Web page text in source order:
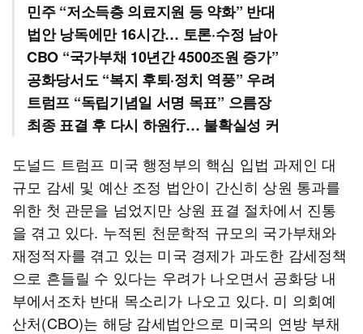
민주 “저소득층 의료지원 등 약화” 반대
법안 낭독에만 16시간… 토론·수정 남아
CBO “국가부채 10년간 4500조원 증가”
공화당서도 “복지 후퇴·정치 역풍” 우려
트럼프 “독립기념일 서명 목표” 으름장
최종 표결 후 다시 하원行… 불확실성 커
도널드 트럼프 미국 행정부의 핵심 입법 과제인 대
규모 감세 및 예산 조정 법안이 간신히 상원 통과를
위한 첫 관문을 넘었지만 상원 표결 절차에서 진통
을 겪고 있다. 누적된 천문학적 규모의 국가부채와
재정적자를 겪고 있는 미국 경제가 과도한 감세정책
으로 흔들릴 수 있다는 우려가 나오면서 공화당 내
부에서조차 반대 목소리가 나오고 있다. 미 의회예
산처(CBO)는 해당 감세법안으로 미국의 연방 부채